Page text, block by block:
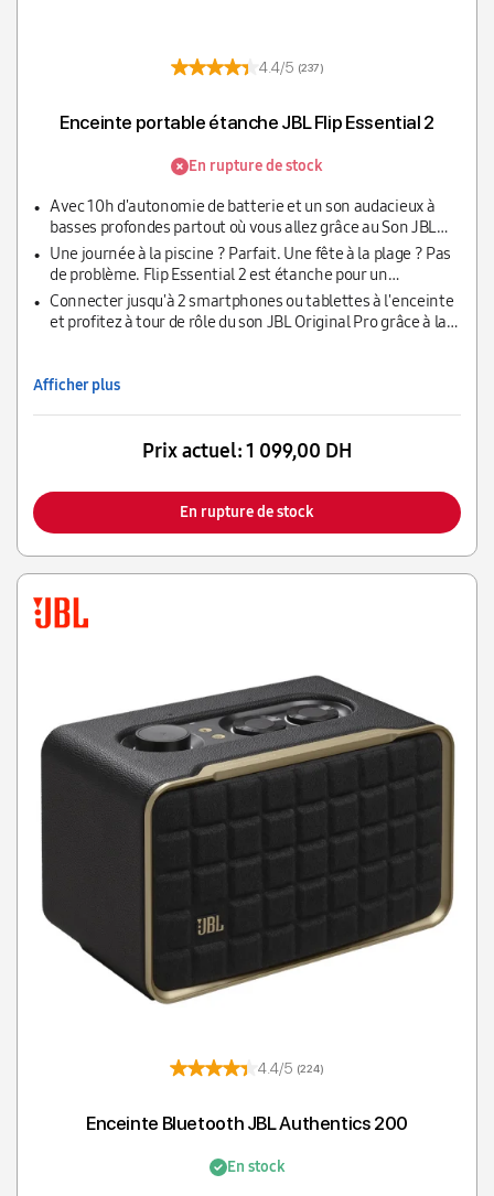
4.4/5 (237)
Enceinte portable étanche JBL Flip Essential 2
En rupture de stock
Avec 10h d'autonomie de batterie et un son audacieux à
basses profondes partout où vous allez grâce au Son JBL
Original Pro
Une journée à la piscine ? Parfait. Une fête à la plage ? Pas
de problème. Flip Essential 2 est étanche pour un
divertissement sans crainte
Connecter jusqu'à 2 smartphones ou tablettes à l'enceinte
et profitez à tour de rôle du son JBL Original Pro grâce à la
Afficher plus
Prix actuel:1 099,00 DH
En rupture de stock
4.4/5 (224)
Enceinte Bluetooth JBL Authentics 200
En stock